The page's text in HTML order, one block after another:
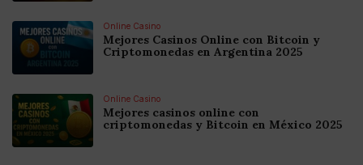
Online Casino
Mejores Casinos Online con Bitcoin y
Criptomonedas en Argentina 2025
Online Casino
Mejores casinos online con
criptomonedas y Bitcoin en México 2025